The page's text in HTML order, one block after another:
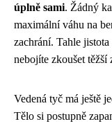
úplně sami. Žádný
maximální váhu na
zachrání. Tahle
nebojíte zkoušet těžší
Vedená tyč má ještě
Tělo si postupně